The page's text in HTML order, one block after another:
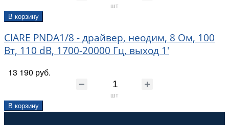
шт
В корзину
CIARE PNDA1/8 - драйвер, неодим, 8 Ом, 100
Вт, 110 dB, 1700-20000 Гц, выход 1'
13 190 руб.
шт
В корзину